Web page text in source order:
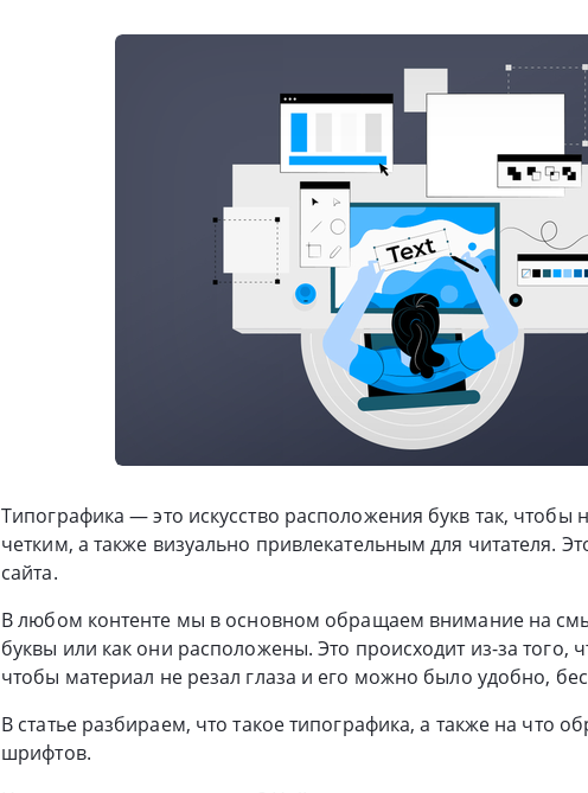
Типографика — это искусство расположения букв так,
четким, а также визуально привлекательным для читателя.
сайта.
В любом контенте мы в основном обращаем внимание на
буквы или как они расположены. Это происходит из-за того,
чтобы материал не резал глаза и его можно было удобно,
В статье разбираем, что такое типографика, а также на что
шрифтов.